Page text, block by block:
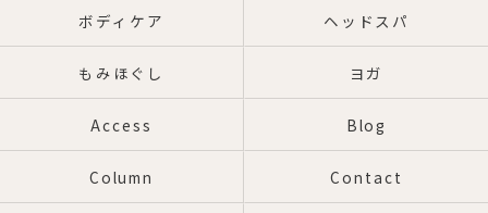
ボディケア ヘッドスパ
もみほぐし ヨガ
Access Blog
Column Contact